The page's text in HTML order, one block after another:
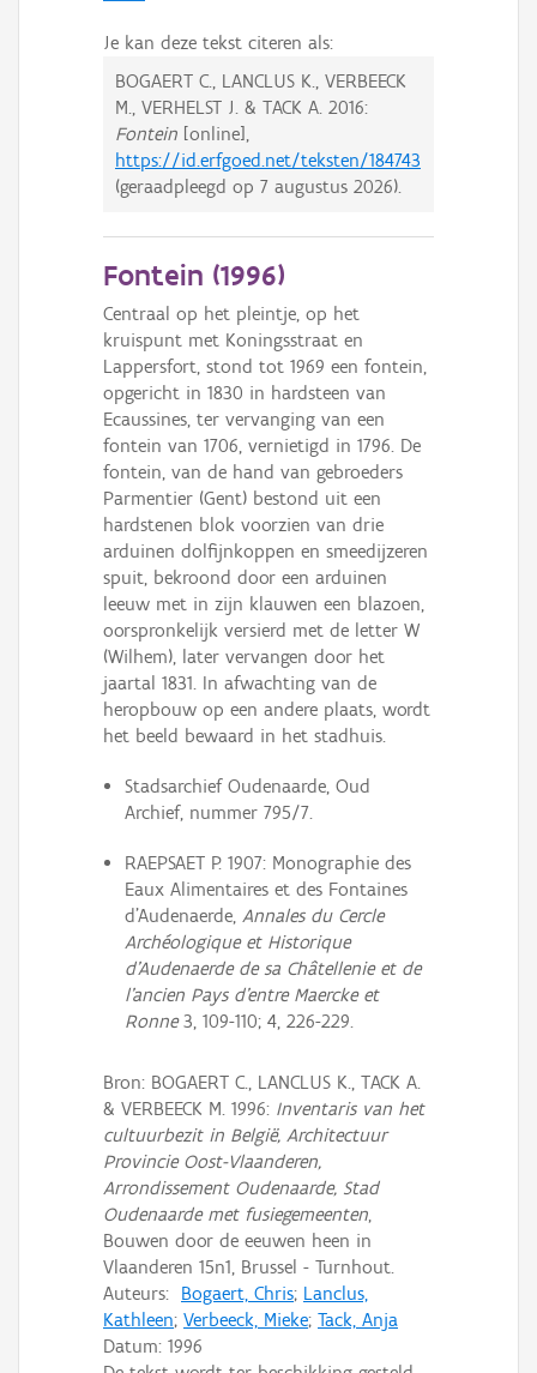
Je kan deze tekst citeren als:
BOGAERT C., LANCLUS K., VERBEECK
M., VERHELST J. & TACK A. 2016:
Fontein [online],
https://id.erfgoed.net/teksten/184743
(geraadpleegd op 7 augustus 2026).
Fontein (1996)
Centraal op het pleintje, op het
kruispunt met Koningsstraat en
Lappersfort, stond tot 1969 een fontein,
opgericht in 1830 in hardsteen van
Ecaussines, ter vervanging van een
fontein van 1706, vernietigd in 1796. De
fontein, van de hand van gebroeders
Parmentier (Gent) bestond uit een
hardstenen blok voorzien van drie
arduinen dolfijnkoppen en smeedijzeren
spuit, bekroond door een arduinen
leeuw met in zijn klauwen een blazoen,
oorspronkelijk versierd met de letter W
(Wilhem), later vervangen door het
jaartal 1831. In afwachting van de
heropbouw op een andere plaats, wordt
het beeld bewaard in het stadhuis.
Stadsarchief Oudenaarde, Oud
Archief, nummer 795/7.
RAEPSAET P. 1907: Monographie des
Eaux Alimentaires et des Fontaines
d'Audenaerde, Annales du Cercle
Archéologique et Historique
d'Audenaerde de sa Châtellenie et de
l'ancien Pays d'entre Maercke et
Ronne3, 109-110; 4, 226-229.
Bron: BOGAERT C., LANCLUS K., TACK A.
& VERBEECK M. 1996: Inventaris van het
cultuurbezit in België, Architectuur
Provincie Oost-Vlaanderen,
Arrondissement Oudenaarde, Stad
Oudenaarde met fusiegemeenten,
Bouwen door de eeuwen heen in
Vlaanderen 15n1, Brussel - Turnhout.
Auteurs: Bogaert, Chris; Lanclus,
Kathleen; Verbeeck, Mieke; Tack, Anja
Datum: 1996